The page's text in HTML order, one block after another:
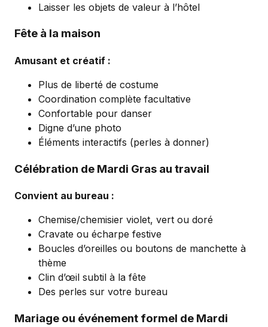
Laisser les objets de valeur à l’hôtel
Fête à la maison
Amusant et créatif :
Plus de liberté de costume
Coordination complète facultative
Confortable pour danser
Digne d’une photo
Éléments interactifs (perles à donner)
Célébration de Mardi Gras au travail
Convient au bureau :
Chemise/chemisier violet, vert ou doré
Cravate ou écharpe festive
Boucles d’oreilles ou boutons de manchette à
thème
Clin d’œil subtil à la fête
Des perles sur votre bureau
Mariage ou événement formel de Mardi